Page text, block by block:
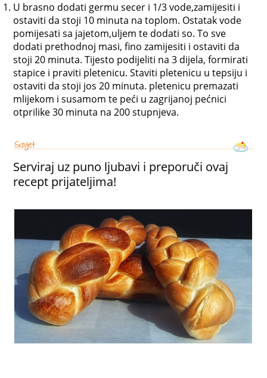
U brasno dodati germu secer i 1/3 vode,zamijesiti i
ostaviti da stoji 10 minuta na toplom. Ostatak vode
pomijesati sa jajetom,uljem te dodati so. To sve
dodati prethodnoj masi, fino zamijesiti i ostaviti da
stoji 20 minuta. Tijesto podijeliti na 3 dijela, formirati
stapice i praviti pletenicu. Staviti pletenicu u tepsiju i
ostaviti da stoji jos 20 minuta. pletenicu premazati
mlijekom i susamom te peći u zagrijanoj pećnici
otprilike 30 minuta na 200 stupnjeva.
Serviraj uz puno ljubavi i preporuči ovaj
recept prijateljima!